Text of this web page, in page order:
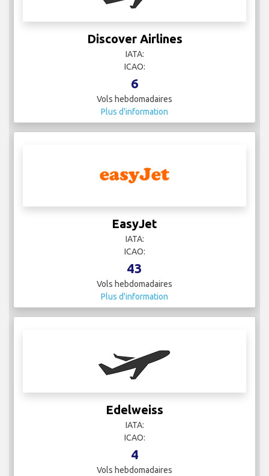
Discover Airlines
IATA:
ICAO:
6
Vols hebdomadaires
Plus d'information
EasyJet
IATA:
ICAO:
43
Vols hebdomadaires
Plus d'information
Edelweiss
IATA:
ICAO:
4
Vols hebdomadaires